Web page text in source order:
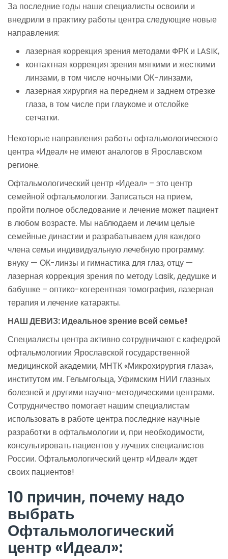
За последние годы наши специалисты освоили и
внедрили в практику работы центра следующие новые
направления:
лазерная коррекция зрения методами ФРК и LASIK,
контактная коррекция зрения мягкими и жесткими
линзами, в том числе ночными ОК-линзами,
лазерная хирургия на переднем и заднем отрезке
глаза, в том числе при глаукоме и отслойке
сетчатки.
Некоторые направления работы офтальмологического
центра «Идеал» не имеют аналогов в Ярославском
регионе.
Офтальмологический центр «Идеал» – это центр
семейной офтальмологии. Записаться на прием,
пройти полное обследование и лечение может пациент
в любом возрасте. Мы наблюдаем и лечим целые
семейные династии и разрабатываем для каждого
члена семьи индивидуальную лечебную программу:
внуку — ОК-линзы и гимнастика для глаз, отцу —
лазерная коррекция зрения по методу Lasik, дедушке и
бабушке – оптико-когерентная томография, лазерная
терапия и лечение катаракты.
НАШ ДЕВИЗ: Идеальное зрение всей семье!
Специалисты центра активно сотрудничают с кафедрой
офтальмологиии Ярославской государственной
медицинской академии, МНТК «Микрохирургия глаза»,
институтом им. Гельмгольца, Уфимским НИИ глазных
болезней и другими научно-методическими центрами.
Сотрудничество помогает нашим специалистам
использовать в работе центра последние научные
разработки в офтальмологии и, при необходимости,
консультировать пациентов у лучших специалистов
России. Офтальмологический центр «Идеал» ждет
своих пациентов!
10 причин, почему надо
выбрать
Офтальмологический
центр «Идеал»: